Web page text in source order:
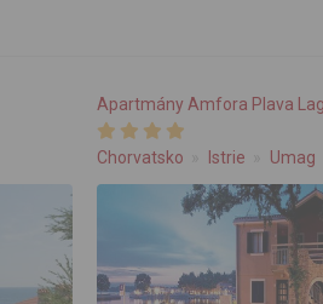
Chorvatsko Istrie Umag